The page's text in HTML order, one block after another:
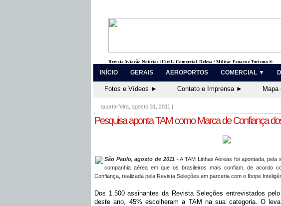
Revista Aviação Notícias | Civil / Comercial, Defesa / Militar, Espaço e Turismo ®
INÍCIO GERAIS AEROPORTOS COMERCIAL ▼
Fotos e Vídeos ► Contato e Imprensa ►
quarta-feira, agosto 31, 2011 |
Pesquisa aponta TAM como Marca de Confiança
São Paulo, agosto de 2011 -A TAM Linhas Aéreas foi apontada,
companhia aérea em que os brasileiros mais confiam, de acordo
Confiança, realizada pela Revista Seleções em parceria com o Ibope
Dos 1.500 assinantes da Revista Seleções entrevistados
deste ano, 45% escolheram a TAM na sua categoria. O